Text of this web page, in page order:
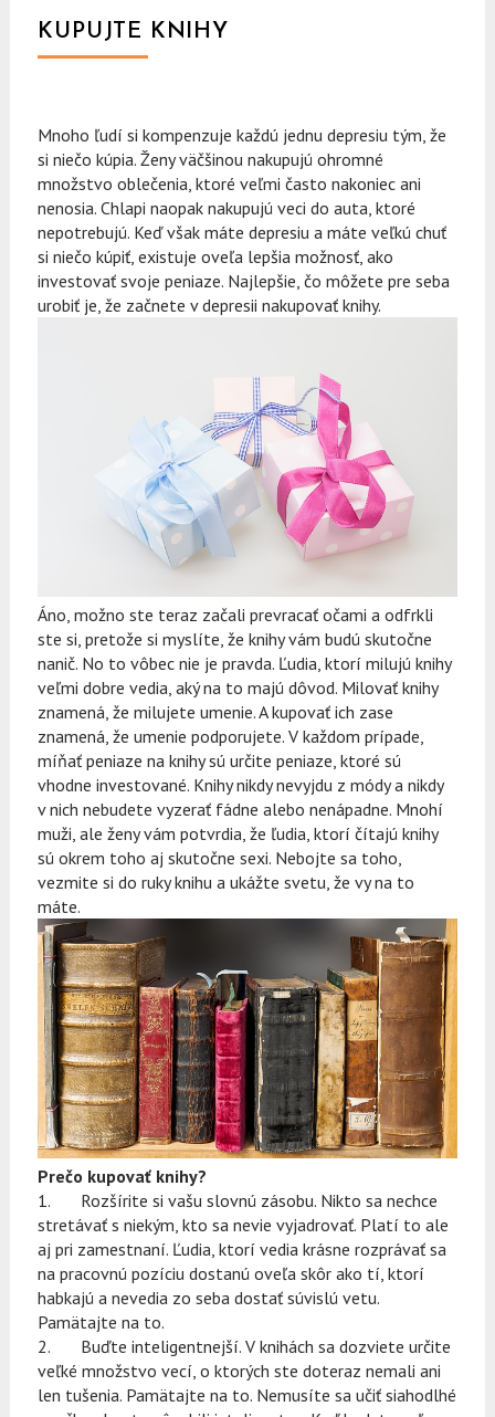
KUPUJTE KNIHY
Mnoho ľudí si kompenzuje každú jednu depresiu tým, že
si niečo kúpia. Ženy väčšinou nakupujú ohromné
množstvo oblečenia, ktoré veľmi často nakoniec ani
nenosia. Chlapi naopak nakupujú veci do auta, ktoré
nepotrebujú. Keď však máte depresiu a máte veľkú chuť
si niečo kúpiť, existuje oveľa lepšia možnosť, ako
investovať svoje peniaze. Najlepšie, čo môžete pre seba
urobiť je, že začnete v depresii nakupovať knihy.
Áno, možno ste teraz začali prevracať očami a odfrkli
ste si, pretože si myslíte, že knihy vám budú skutočne
nanič. No to vôbec nie je pravda. Ľudia, ktorí milujú knihy
veľmi dobre vedia, aký na to majú dôvod. Milovať knihy
znamená, že milujete umenie. A kupovať ich zase
znamená, že umenie podporujete. V každom prípade,
míňať peniaze na knihy sú určite peniaze, ktoré sú
vhodne investované. Knihy nikdy nevyjdu z módy a nikdy
v nich nebudete vyzerať fádne alebo nenápadne. Mnohí
muži, ale ženy vám potvrdia, že ľudia, ktorí čítajú knihy
sú okrem toho aj skutočne sexi. Nebojte sa toho,
vezmite si do ruky knihu a ukážte svetu, že vy na to
máte.
Prečo kupovať knihy?
1. Rozšírite si vašu slovnú zásobu. Nikto sa nechce
stretávať s niekým, kto sa nevie vyjadrovať. Platí to ale
aj pri zamestnaní. Ľudia, ktorí vedia krásne rozprávať sa
na pracovnú pozíciu dostanú oveľa skôr ako tí, ktorí
habkajú a nevedia zo seba dostať súvislú vetu.
Pamätajte na to.
2. Buďte inteligentnejší. V knihách sa dozviete určite
veľké množstvo vecí, o ktorých ste doteraz nemali ani
len tušenia. Pamätajte na to. Nemusíte sa učiť siahodlhé